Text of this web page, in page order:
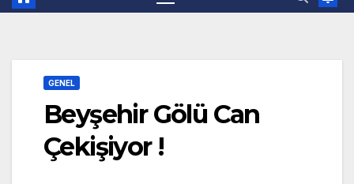
GENEL
Beyşehir Gölü Can
Çekişiyor !